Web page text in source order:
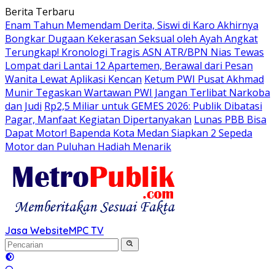
Langsung
ke
konten
Berita Terbaru
Enam Tahun Memendam Derita, Siswi di Karo Akhirnya
Bongkar Dugaan Kekerasan Seksual oleh Ayah Angkat
Terungkap! Kronologi Tragis ASN ATR/BPN Nias Tewas
Lompat dari Lantai 12 Apartemen, Berawal dari Pesan
Wanita Lewat Aplikasi Kencan Ketum PWI Pusat Akhmad
Munir Tegaskan Wartawan PWI Jangan Terlibat Narkoba
dan Judi Rp2,5 Miliar untuk GEMES 2026: Publik Dibatasi
Pagar, Manfaat Kegiatan Dipertanyakan Lunas PBB Bisa
Dapat Motor! Bapenda Kota Medan Siapkan 2 Sepeda
Motor dan Puluhan Hadiah Menarik
Jasa WebsiteMPC TV